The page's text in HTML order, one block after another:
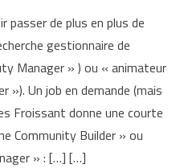
passer de plus en plus de
gestionnaire de
Manager » ) ou « animateur
»). Un job en demande (mais
Froissant donne une courte
Community Builder » ou
» : […] […]